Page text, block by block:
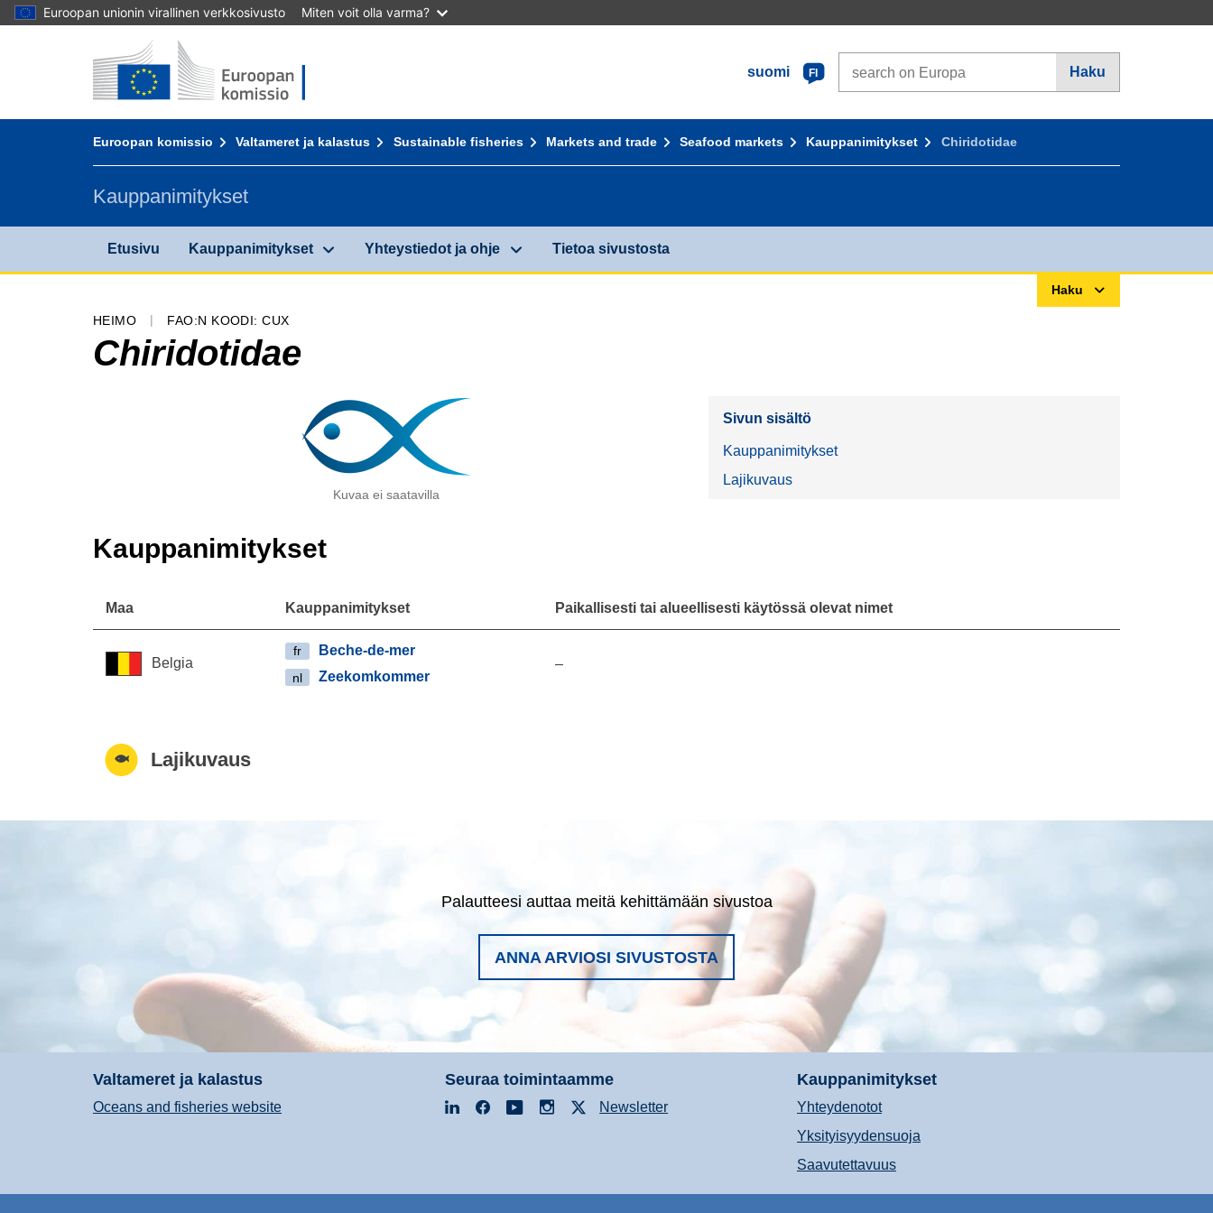
Euroopan unionin virallinen verkkosivusto Miten voit olla varma?
Etusivu - Euroopan komissio
suomi
FI Haku
Euroopan komissio Valtameret ja kalastus Sustainable fisheries Markets and trade Seafood markets Kauppanimitykset Chiridotidae
Kauppanimitykset
Etusivu Kauppanimitykset Yhteystiedot ja ohje Tietoa sivustosta
Haku
HEIMO FAO:N KOODI: CUX
Chiridotidae
Kuvaa ei saatavilla
Sivun sisältö
Kauppanimitykset
Lajikuvaus
Kauppanimitykset
Maa Kauppanimitykset Paikallisesti tai alueellisesti käytössä olevat nimet
Belgia
fr Beche-de-mer
nl Zeekomkommer
–
Lajikuvaus
Palautteesi auttaa meitä kehittämään sivustoa
ANNA ARVIOSI SIVUSTOSTA
Valtameret ja kalastus
Oceans and fisheries website
Seuraa toimintaamme
LinkedInFacebookYouTubeInstagramNewsletter
Kauppanimitykset
Yhteydenotot
Yksityisyydensuoja
Saavutettavuus